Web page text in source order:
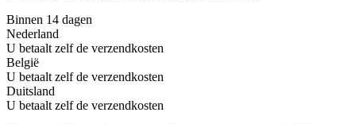
Binnen 14 dagen
Nederland
U betaalt zelf de verzendkosten
België
U betaalt zelf de verzendkosten
Duitsland
U betaalt zelf de verzendkosten